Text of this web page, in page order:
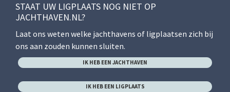
STAAT UW LIGPLAATS NOG NIET OP
JACHTHAVEN.NL?
Laat ons weten welke jachthavens of ligplaatsen zich bij
ons aan zouden kunnen sluiten.
IK HEB EEN JACHTHAVEN
IK HEB EEN LIGPLAATS